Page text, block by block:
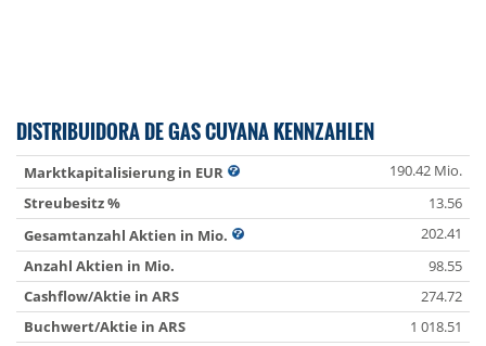
DISTRIBUIDORA DE GAS CUYANA KENNZAHLEN
Marktkapitalisierung in EUR
190.42 Mio.
Streubesitz %
13.56
Gesamtanzahl Aktien in Mio.
202.41
Anzahl Aktien in Mio.
98.55
Cashflow/Aktie in ARS
274.72
Buchwert/Aktie in ARS
1 018.51